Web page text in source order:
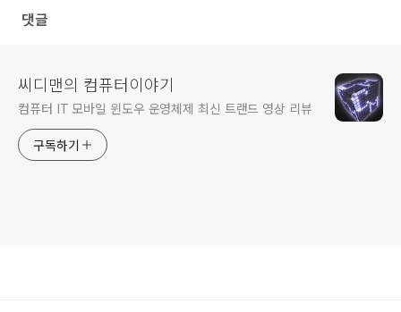
댓글
씨디맨의 컴퓨터이야기
컴퓨터 IT 모바일 윈도우 운영체제 최신 트랜드 영상 리뷰
구독하기